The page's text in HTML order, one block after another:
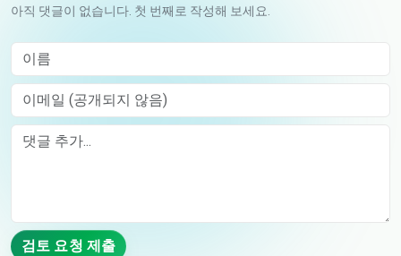
아직 댓글이 없습니다. 첫 번째로 작성해 보세요.
이름
이메일 (공개되지 않음)
Comment
검토 요청 제출